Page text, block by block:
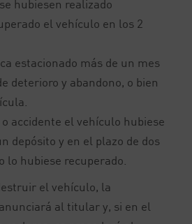
hubiesen realizado
el vehículo en los 2
estacionado más de un mes
deterioro y abandono, o bien
accidente el vehículo hubiese
depósito y en el plazo de dos
lo hubiese recuperado.
el vehículo, la
al titular y, si en el